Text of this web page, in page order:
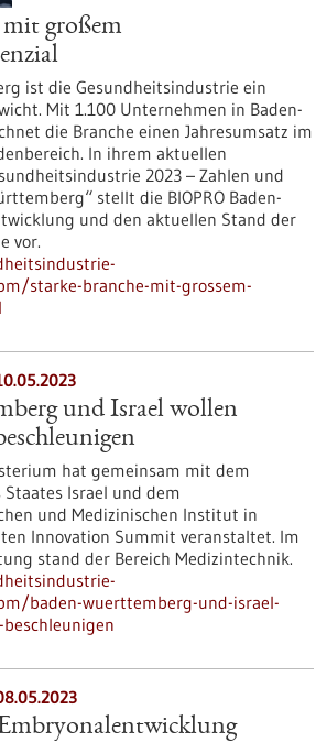
mit großem
ist die Gesundheitsindustrie ein
Mit 1.100 Unternehmen in Baden-
die Branche einen Jahresumsatz im
In ihrem aktuellen
2023 – Zahlen und
stellt die BIOPRO Baden-
und den aktuellen Stand der
vor.
starke-branche-mit-grossem-
und Israel wollen
hat gemeinsam mit dem
Israel und dem
und Medizinischen Institut in
Innovation Summit veranstaltet. Im
stand der Bereich Medizintechnik.
baden-wuerttemberg-und-israel-